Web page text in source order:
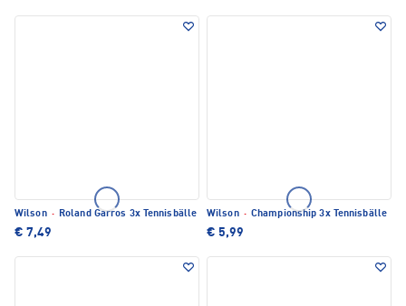
Wilson · Roland Garros 3x Tennisbälle
€ 7,49
Wilson · Championship 3x Tennisbälle
€ 5,99